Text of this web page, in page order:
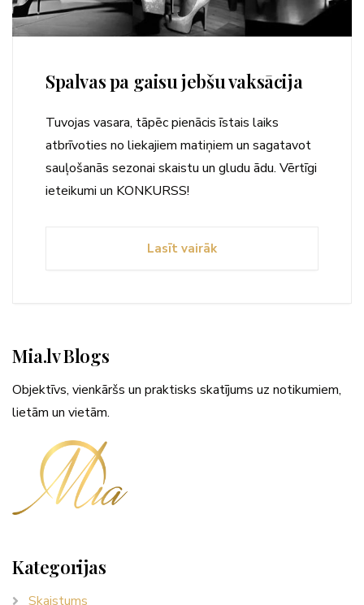
Spalvas pa gaisu jebšu vaksācija
Tuvojas vasara, tāpēc pienācis īstais laiks
atbrīvoties no liekajiem matiņiem un sagatavot
sauļošanās sezonai skaistu un gludu ādu. Vērtīgi
ieteikumi un KONKURSS!
Lasīt vairāk
Mia.lv Blogs
Objektīvs, vienkāršs un praktisks skatījums uz notikumiem,
lietām un vietām.
Kategorijas
Skaistums